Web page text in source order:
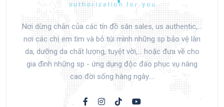
Nơi dừng chân của các tín đồ săn sales, us authentic,...
nơi các chị em tìm và bỏ túi mình những sp bảo vệ làn
da, dưỡng da chất lượng, tuyệt vời,... hoặc đưa về cho
gia đình những sp - ứng dụng độc đáo phục vụ nâng
cao đời sống hàng ngày....